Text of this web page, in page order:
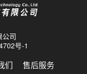
司
号-1
们 售后服务